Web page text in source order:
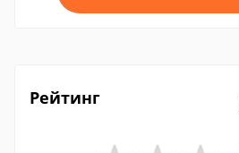
Рейтинг